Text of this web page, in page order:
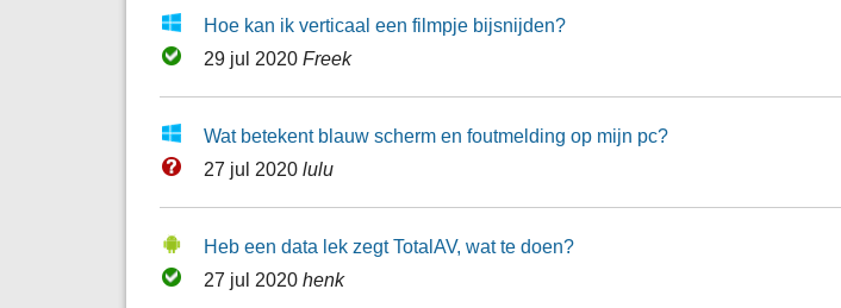
Hoe kan ik verticaal een filmpje bijsnijden?
29 jul 2020 Freek
Wat betekent blauw scherm en foutmelding op mijn pc?
27 jul 2020 lulu
Heb een data lek zegt TotalAV, wat te doen?
27 jul 2020 henk